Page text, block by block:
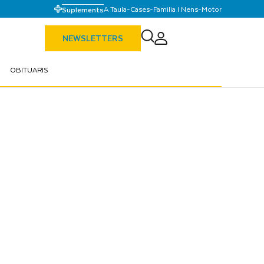
SuplementsA Taula-Cases-Familia I Nens-Motor
NEWSLETTERS
OBITUARIS